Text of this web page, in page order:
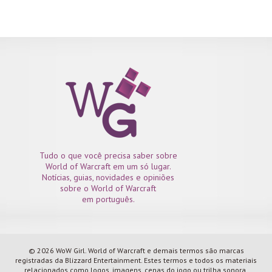
Tudo o que você precisa saber sobre
World of Warcraft em um só lugar.
Notícias, guias, novidades e opiniões
sobre o World of Warcraft
em português.
© 2026 WoW Girl. World of Warcraft e demais termos são marcas
registradas da Blizzard Entertainment. Estes termos e todos os materiais
relacionados como logos, imagens, cenas do jogo ou trilha sonora,